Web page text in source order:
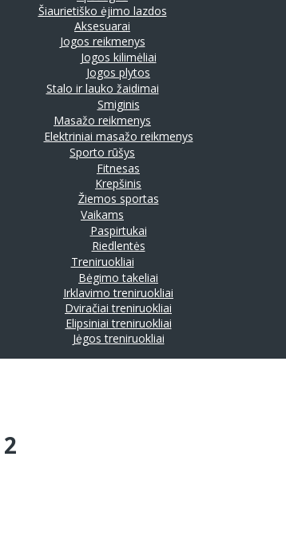
Šiaurietiško ėjimo lazdos
Aksesuarai
Jogos reikmenys
Jogos kilimėliai
Jogos plytos
Stalo ir lauko žaidimai
Smiginis
Masažo reikmenys
Elektriniai masažo reikmenys
Sporto rūšys
Fitnesas
Krepšinis
Žiemos sportas
Vaikams
Paspirtukai
Riedlentės
Treniruokliai
Bėgimo takeliai
Irklavimo treniruokliai
Dviračiai treniruokliai
Elipsiniai treniruokliai
Jėgos treniruokliai